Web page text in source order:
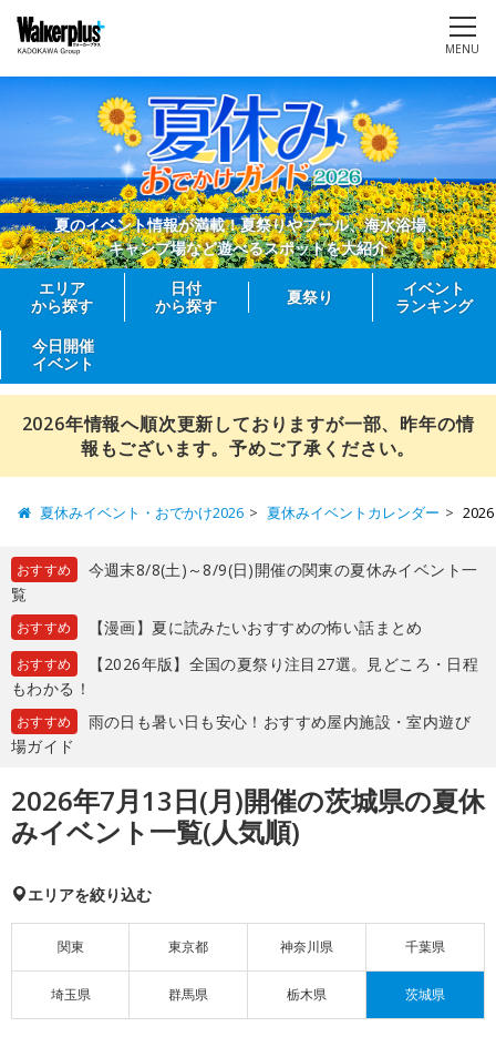
MENU
夏のイベント情報が満載！夏祭りやプール、海水浴場、
キャンプ場など遊べるスポットを大紹介
エリア
から探す
日付
から探す
夏祭り
イベント
ランキング
今日開催
イベント
2026年情報へ順次更新しておりますが一部、昨年の情
報もございます。予めご了承ください。
夏休みイベント・おでかけ2026 夏休みイベントカレンダー
おすすめ
今週末8/8(土)～8/9(日)開催の関東の夏休みイベント一
覧
おすすめ 【漫画】夏に読みたいおすすめの怖い話まとめ
おすすめ
【2026年版】全国の夏祭り注目27選。見どころ・日程
もわかる！
おすすめ
雨の日も暑い日も安心！おすすめ屋内施設・室内遊び
場ガイド
2026年7月13日(月)開催の茨城県の夏休
みイベント一覧(人気順)
エリアを絞り込む
関東 東京都 神奈川県 千葉県
埼玉県 群馬県 栃木県 茨城県